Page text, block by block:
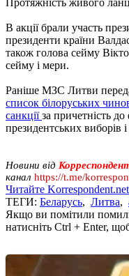
В акції брали участь
президенти країни
також голова сейму
сейму і мери.
Раніше МЗС Литви
список білоруських
санкціїза причетність до
президентських виборів
Новини від
канал https://t.me/
Читайте
ТЕГИ: Беларусь, Литва,
Якщо ви помітили
натисніть Ctrl + Enter,